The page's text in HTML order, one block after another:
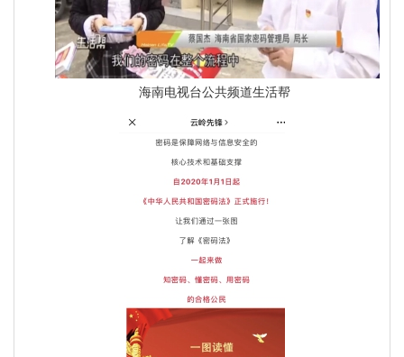
海南电视台公共频道生活帮